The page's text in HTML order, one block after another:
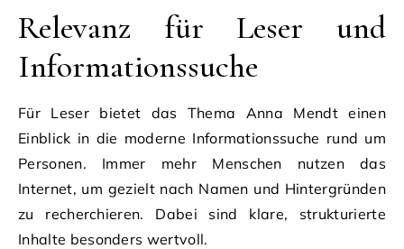
Relevanz für Leser und
Informationssuche
Für Leser bietet das Thema Anna Mendt einen
Einblick in die moderne Informationssuche rund um
Personen. Immer mehr Menschen nutzen das
Internet, um gezielt nach Namen und Hintergründen
zu recherchieren. Dabei sind klare, strukturierte
Inhalte besonders wertvoll.